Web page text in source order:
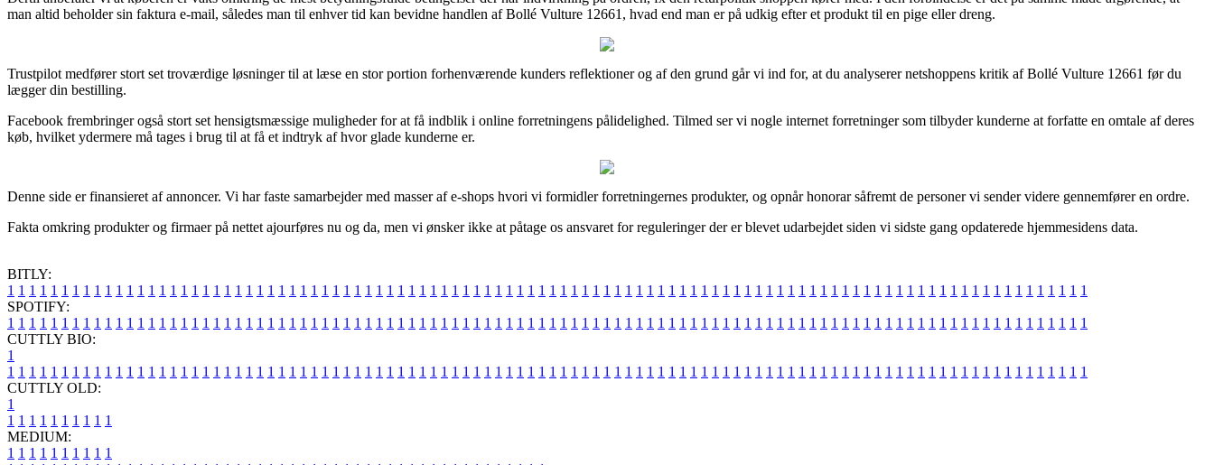
man altid beholder sin faktura e-mail, således man til enhver tid kan bevidne handlen af Bollé Vulture 12661, hvad end man er på udkig efter et produkt til en pige eller dreng.
Trustpilot medfører stort set troværdige løsninger til at læse en stor portion forhenværende kunders reflektioner og af den grund går vi ind for, at du analyserer netshoppens kritik af Bollé Vulture 12661 før du
lægger din bestilling.
Facebook frembringer også stort set hensigtsmæssige muligheder for at få indblik i online forretningens pålidelighed. Tilmed ser vi nogle internet forretninger som tilbyder kunderne at forfatte en omtale af deres
køb, hvilket ydermere må tages i brug til at få et indtryk af hvor glade kunderne er.
Denne side er finansieret af annoncer. Vi har faste samarbejder med masser af e-shops hvori vi formidler forretningernes produkter, og opnår honorar såfremt de personer vi sender videre gennemfører en ordre.
Fakta omkring produkter og firmaer på nettet ajourføres nu og da, men vi ønsker ikke at påtage os ansvaret for reguleringer der er blevet udarbejdet siden vi sidste gang opdaterede hjemmesidens data.
BITLY:
1 1 1 1 1 1 1 1 1 1 1 1 1 1 1 1 1 1 1 1 1 1 1 1 1 1 1 1 1 1 1 1 1 1 1 1 1 1 1 1 1 1 1 1 1 1 1 1 1 1 1 1 1 1 1 1 1 1 1 1 1 1 1 1 1 1 1 1 1 1 1 1 1 1 1 1 1 1 1 1 1 1 1 1 1 1 1 1 1 1 1 1 1 1 1 1 1 1 1 1
SPOTIFY:
1 1 1 1 1 1 1 1 1 1 1 1 1 1 1 1 1 1 1 1 1 1 1 1 1 1 1 1 1 1 1 1 1 1 1 1 1 1 1 1 1 1 1 1 1 1 1 1 1 1 1 1 1 1 1 1 1 1 1 1 1 1 1 1 1 1 1 1 1 1 1 1 1 1 1 1 1 1 1 1 1 1 1 1 1 1 1 1 1 1 1 1 1 1 1 1 1 1 1 1
CUTTLY BIO:
1
1 1 1 1 1 1 1 1 1 1 1 1 1 1 1 1 1 1 1 1 1 1 1 1 1 1 1 1 1 1 1 1 1 1 1 1 1 1 1 1 1 1 1 1 1 1 1 1 1 1 1 1 1 1 1 1 1 1 1 1 1 1 1 1 1 1 1 1 1 1 1 1 1 1 1 1 1 1 1 1 1 1 1 1 1 1 1 1 1 1 1 1 1 1 1 1 1 1 1 1
CUTTLY OLD:
1
1 1 1 1 1 1 1 1 1 1
MEDIUM:
1 1 1 1 1 1 1 1 1 1